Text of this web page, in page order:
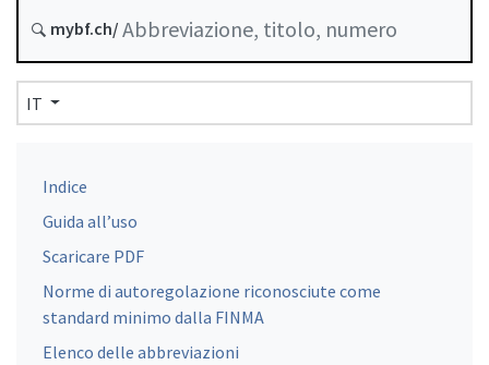
mybf.ch/
IT
Indice
Guida all’uso
Scaricare PDF
Norme di autoregolazione riconosciute come
standard minimo dalla FINMA
Elenco delle abbreviazioni